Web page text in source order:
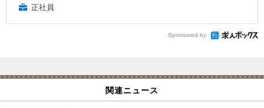
正社員
Sponsored by
関連ニュース